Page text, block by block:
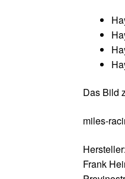
Das Bild
miles-
Hersteller:
Frank